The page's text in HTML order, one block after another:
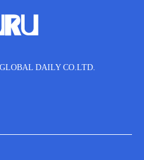
GLOBAL DAILY CO.LTD.